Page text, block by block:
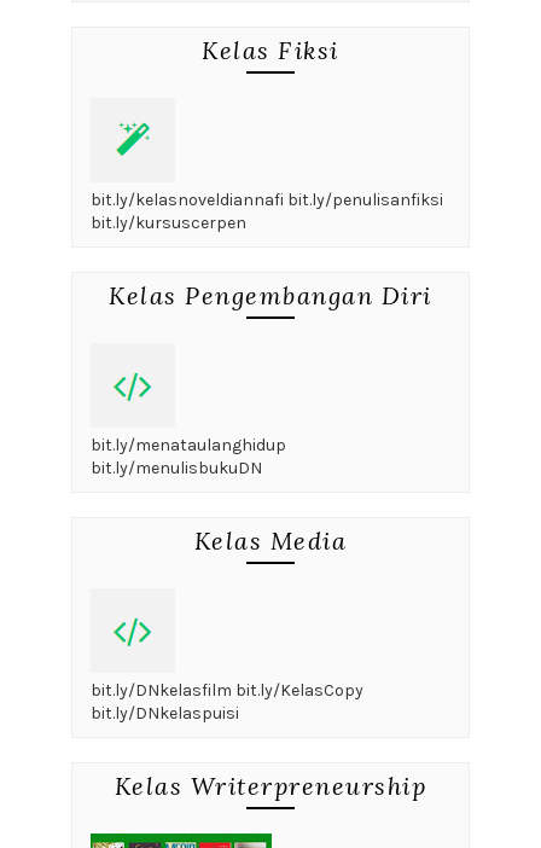
Kelas Fiksi
bit.ly/kelasnoveldiannafi bit.ly/penulisanfiksi
bit.ly/kursuscerpen
Kelas Pengembangan Diri
bit.ly/menataulanghidup
bit.ly/menulisbukuDN
Kelas Media
bit.ly/DNkelasfilm bit.ly/KelasCopy
bit.ly/DNkelaspuisi
Kelas Writerpreneurship